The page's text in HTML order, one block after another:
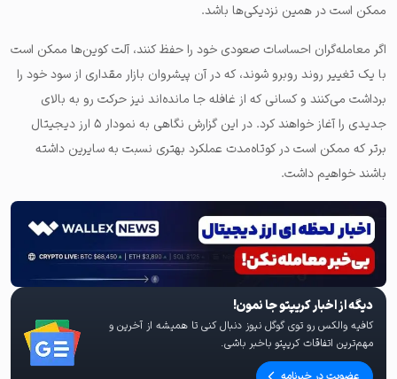
ممکن است در همین نزدیکی‌ها باشد.
اگر معامله‌گران احساسات صعودی خود را حفظ کنند، آلت کوین‌ها ممکن است
با یک تغییر روند روبرو شوند، که در آن پیشروان بازار مقداری از سود خود را
برداشت می‌کنند و کسانی که از غافله جا مانده‌اند نیز حرکت رو به بالای
جدیدی را آغاز خواهند کرد. در این گزارش نگاهی به نمودار ۵ ارز دیجیتال
برتر که ممکن است در کوتاه‌مدت عملکرد بهتری نسبت به سایرین داشته
باشند خواهیم داشت.
دیگه از اخبار کریپتو جا نمون!
کافیه والکس رو توی گوگل نیوز دنبال کنی تا همیشه از آخرین و
مهم‌ترین اتفاقات کریپتو باخبر باشی.